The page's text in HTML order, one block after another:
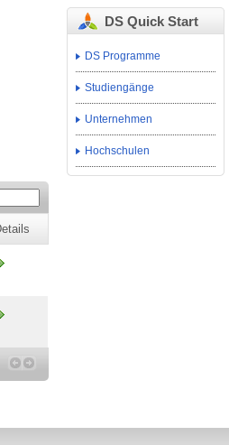
DS Quick Start
DS Programme
Studiengänge
Unternehmen
Hochschulen